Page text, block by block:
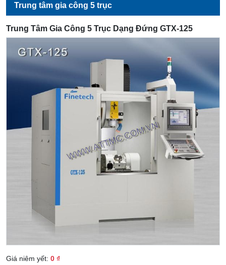
Trung tâm gia công 5 trục
Trung Tâm Gia Công 5 Trục Dạng Đứng GTX-125
Giá niêm yết: 0 ₫